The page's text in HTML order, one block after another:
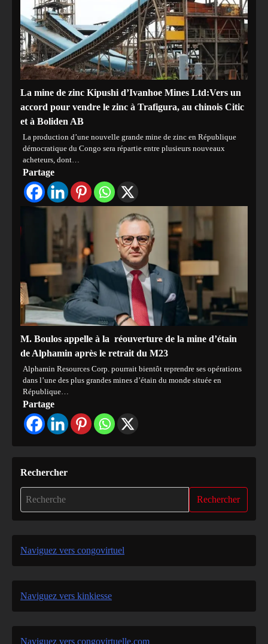
La mine de zinc Kipushi d’Ivanhoe Mines Ltd:Vers un
accord pour vendre le zinc à Trafigura, au chinois Citic
et à Boliden AB
La production d’une nouvelle grande mine de zinc en République
démocratique du Congo sera répartie entre plusieurs nouveaux
acheteurs, dont…
Partage
M. Boulos appelle à la réouverture de la mine d’étain
de Alphamin après le retrait du M23
Alphamin Resources Corp. pourrait bientôt reprendre ses opérations
dans l’une des plus grandes mines d’étain du monde située en
République…
Partage
Rechercher
Rechercher
Naviguez vers congovirtuel
Naviguez vers kinkiesse
Naviguez vers congovirtuelle.com